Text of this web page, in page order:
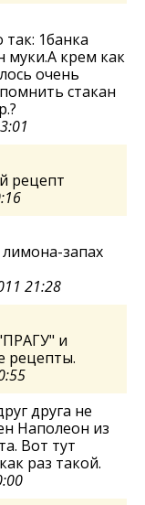
1банка
муки.А крем как
очень
стакан
рецепт
запах
21:28
и
друга не
Наполеон из
Вот тут
раз такой.